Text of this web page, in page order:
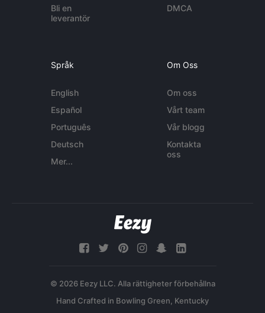
Bli en
leverantör
DMCA
Språk
English
Español
Português
Deutsch
Mer...
Om Oss
Om oss
Vårt team
Vår blogg
Kontakta
oss
© 2026 Eezy LLC. Alla rättigheter förbehållna